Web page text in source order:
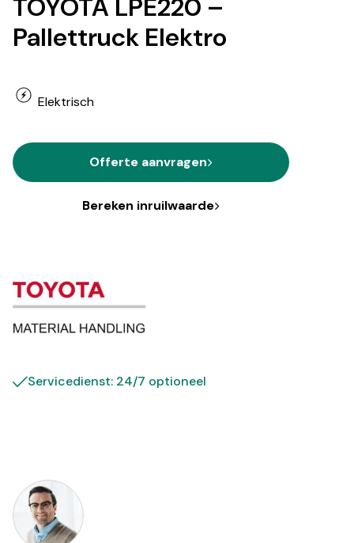
TOYOTA LPE220 –
Pallettruck Elektro
Elektrisch
Offerte aanvragen
Bereken inruilwaarde
Servicedienst: 24/7 optioneel